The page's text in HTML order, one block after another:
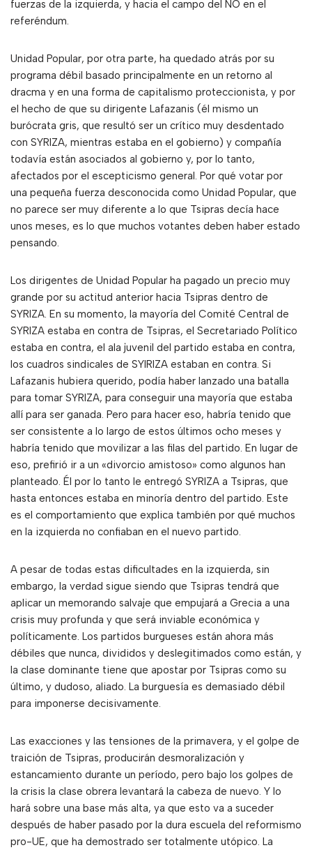
fuerzas de la izquierda, y hacia el campo del NO en el
referéndum.
Unidad Popular, por otra parte, ha quedado atrás por su
programa débil basado principalmente en un retorno al
dracma y en una forma de capitalismo proteccionista, y por
el hecho de que su dirigente Lafazanis (él mismo un
burócrata gris, que resultó ser un crítico muy desdentado
con SYRIZA, mientras estaba en el gobierno) y compañía
todavía están asociados al gobierno y, por lo tanto,
afectados por el escepticismo general. Por qué votar por
una pequeña fuerza desconocida como Unidad Popular, que
no parece ser muy diferente a lo que Tsipras decía hace
unos meses, es lo que muchos votantes deben haber estado
pensando.
Los dirigentes de Unidad Popular ha pagado un precio muy
grande por su actitud anterior hacia Tsipras dentro de
SYRIZA. En su momento, la mayoría del Comité Central de
SYRIZA estaba en contra de Tsipras, el Secretariado Político
estaba en contra, el ala juvenil del partido estaba en contra,
los cuadros sindicales de SYIRIZA estaban en contra. Si
Lafazanis hubiera querido, podía haber lanzado una batalla
para tomar SYRIZA, para conseguir una mayoría que estaba
allí para ser ganada. Pero para hacer eso, habría tenido que
ser consistente a lo largo de estos últimos ocho meses y
habría tenido que movilizar a las filas del partido. En lugar de
eso, prefirió ir a un «divorcio amistoso» como algunos han
planteado. Él por lo tanto le entregó SYRIZA a Tsipras, que
hasta entonces estaba en minoría dentro del partido. Este
es el comportamiento que explica también por qué muchos
en la izquierda no confiaban en el nuevo partido.
A pesar de todas estas dificultades en la izquierda, sin
embargo, la verdad sigue siendo que Tsipras tendrá que
aplicar un memorando salvaje que empujará a Grecia a una
crisis muy profunda y que será inviable económica y
políticamente. Los partidos burgueses están ahora más
débiles que nunca, divididos y deslegitimados como están, y
la clase dominante tiene que apostar por Tsipras como su
último, y dudoso, aliado. La burguesía es demasiado débil
para imponerse decisivamente.
Las exacciones y las tensiones de la primavera, y el golpe de
traición de Tsipras, producirán desmoralización y
estancamiento durante un período, pero bajo los golpes de
la crisis la clase obrera levantará la cabeza de nuevo. Y lo
hará sobre una base más alta, ya que esto va a suceder
después de haber pasado por la dura escuela del reformismo
pro-UE, que ha demostrado ser totalmente utópico. La